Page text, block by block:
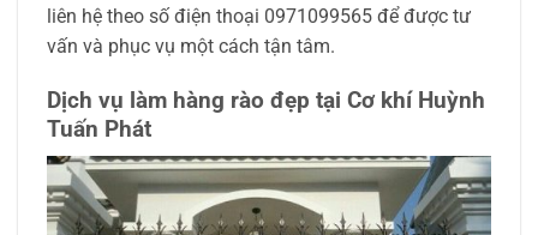
liên hệ theo số điện thoại 0971099565 để được tư
vấn và phục vụ một cách tận tâm.
Dịch vụ làm hàng rào đẹp tại Cơ khí Huỳnh
Tuấn Phát